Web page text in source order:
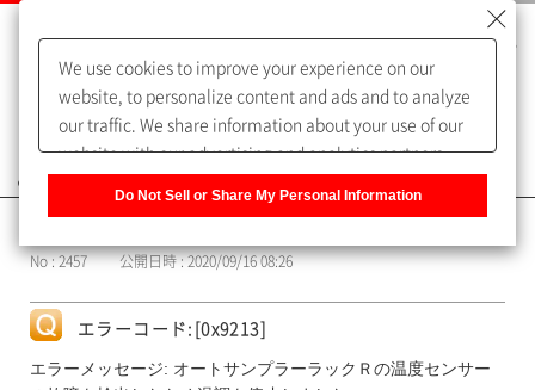
よくあるご質問（FAQ）
No : 2457 公開日時 : 2020/09/16 08:26
エラーコード:[0x9213]
エラーメッセージ: オートサンプラーラックＲの温度センサー
We use cookies to improve your experience on our
website, to personalize content and ads and to analyze
our traffic. We share information about your use of our
website with our advertising and analytics partners,
of our sharing information about you with our partners.
Information] to customize your cookie settings on our
Do Not Sell or Share My Personal Information